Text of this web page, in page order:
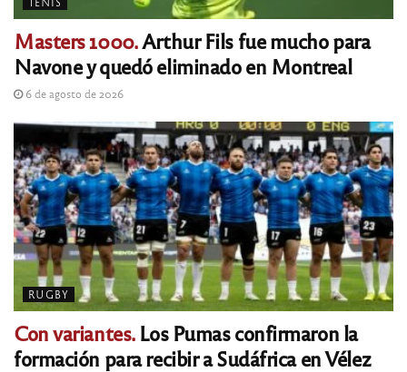
Masters 1000.Arthur Fils fue mucho para
Navone y quedó eliminado en Montreal
6 de agosto de 2026
RUGBY
Con variantes.Los Pumas confirmaron la
formación para recibir a Sudáfrica en Vélez